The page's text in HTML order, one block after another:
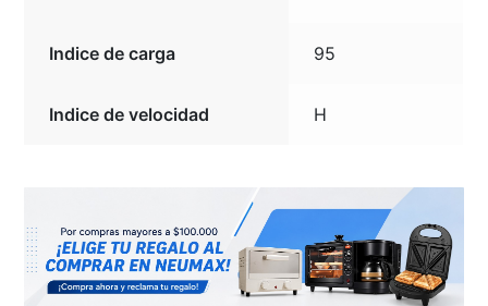
Indice de carga 95
Indice de velocidad H